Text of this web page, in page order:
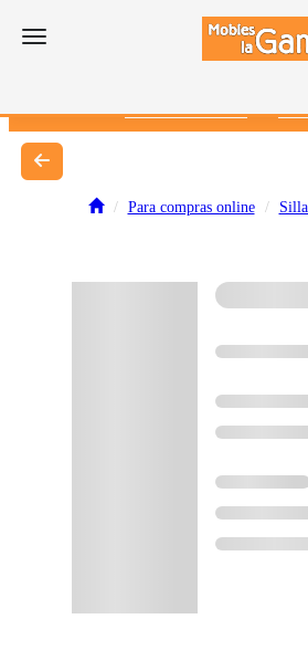
Toggle navigation
Para compras online